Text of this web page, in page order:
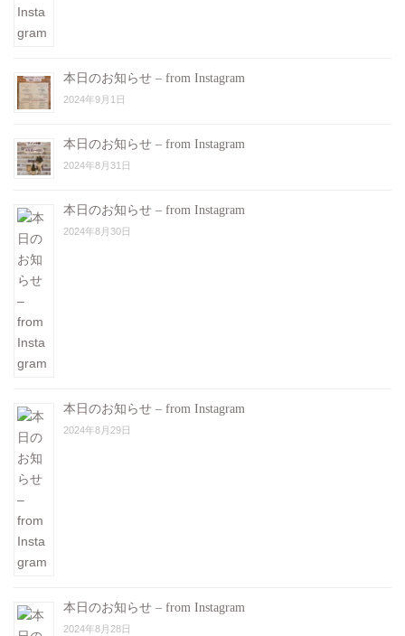
本日のお知らせ – from Instagram
2024年9月1日
本日のお知らせ – from Instagram
2024年8月31日
本日のお知らせ – from Instagram
2024年8月30日
本日のお知らせ – from Instagram
2024年8月29日
本日のお知らせ – from Instagram
2024年8月28日